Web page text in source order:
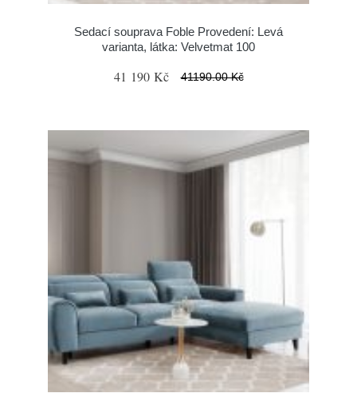
Sedací souprava Foble Provedení: Levá
varianta, látka: Velvetmat 100
41 190 Kč 41190.00 Kč